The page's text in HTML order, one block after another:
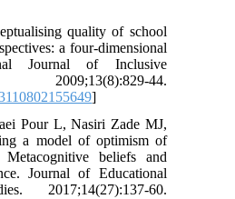
6. Tangen R. Conceptualising quality
life from pupils' perspectives: a
model. International Journal of
Education.
[DOI:10.1080/13603110802155649
7. Sorbi MH, Baghaei Pour L, Nasiri
Kahdoie S. Designing a model of
students based on Metacognitive
perceived competence. Journal of
Psychology Studies.